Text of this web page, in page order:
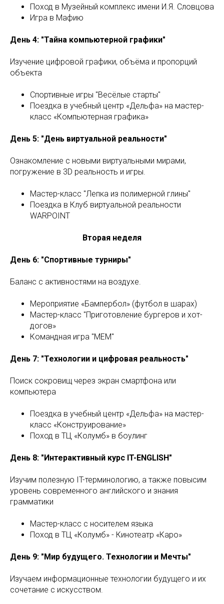
Поход в Музейный комплекс имени И.Я. Словцова
Игра в Мафию
День 4: "Тайна компьютерной графики"
Изучение цифровой графики, объёма и пропорций
объекта
Спортивные игры "Весёлые старты"
Поездка в учебный центр «Дельфа» на мастер-
класс «Компьютерная графика»
День 5: "День виртуальной реальности"
Ознакомление с новыми виртуальными мирами,
погружение в 3D реальность и игры.
Мастер-класс "Лепка из полимерной глины"
Поездка в Клуб виртуальной реальности
WARPOINT
Вторая неделя
День 6: "Спортивные турниры"
Баланс с активностями на воздухе.
Мероприятие «Бампербол» (футбол в шарах)
Мастер-класс "Приготовление бургеров и хот-
догов»
Командная игра "MEM"
День 7: "Технологии и цифровая реальность"
Поиск сокровищ через экран смартфона или
компьютера
Поездка в учебный центр «Дельфа» на мастер-
класс «Конструирование»
Поход в ТЦ «Колумб» в боулинг
День 8: "Интерактивный курс IT-ENGLISH"
Изучим полезную IT-терминологию, а также повысим
уровень современного английского и знания
грамматики
Мастер-класс с носителем языка
Поход в ТЦ «Колумб» - Кинотеатр «Каро»
День 9: "Мир будущего. Технологии и Мечты"
Изучаем информационные технологии будущего и их
сочетание с искусством.